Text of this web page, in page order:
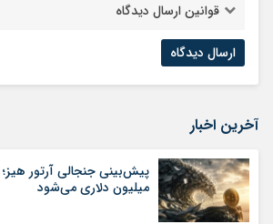
قوانین ارسال دیدگاه
آخرین اخبار
پیش‌بینی جنجالی آرتور
میلیون دلاری می‌شود